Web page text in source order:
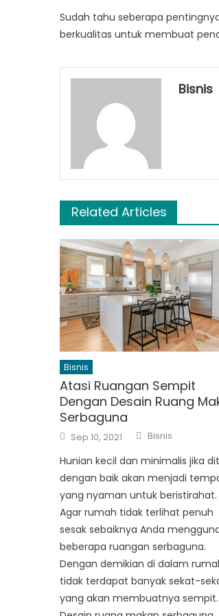
Sudah tahu seberapa
berkualitas untuk membuat
Bisnis
Related Articles
Bisnis
Atasi Ruangan Sempit
Dengan Desain Ruang
Serbaguna
Posted
on
Sep 10, 2021 Author
Bisnis
Hunian kecil dan minimalis jika
dengan baik akan menjadi
yang nyaman untuk beristirahat.
Agar rumah tidak terlihat penuh
sesak sebaiknya Anda
beberapa ruangan serbaguna.
Dengan demikian di dalam
tidak terdapat banyak sekat-
yang akan membuatnya sempit.